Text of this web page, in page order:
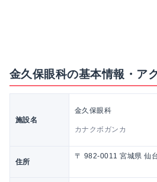
金久保眼科の基本情報・ア
施設名
金久保眼科
カナクボガンカ
住所
〒 982-0011 宮城県 仙